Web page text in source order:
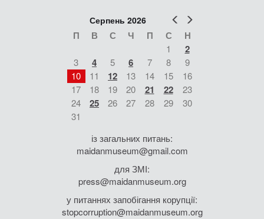
Попер
Серпень 2026
П В С Ч П С Н
1 2
3 4 5 6 7 8
9
10
11 12 13 14 15
16
17
18 19 20 21 22
23
24
25 26 27 28 29
30
31
із загальних питань:
maidanmuseum@gmail.com
для ЗМІ:
press@maidanmuseum.org
у питаннях запобігання корупції:
stopcorruption@maidanmuseum.org